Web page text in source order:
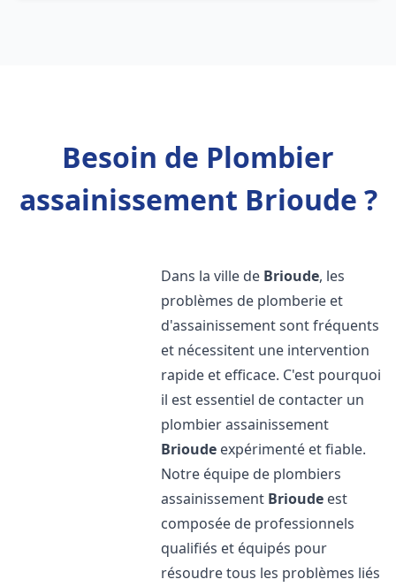
Besoin de Plombier
assainissement Brioude ?
Dans la ville de Brioude, les
problèmes de plomberie et
d'assainissement sont fréquents
et nécessitent une intervention
rapide et efficace. C'est pourquoi
il est essentiel de contacter un
plombier assainissement
Brioude expérimenté et fiable.
Notre équipe de plombiers
assainissement Brioude est
composée de professionnels
qualifiés et équipés pour
résoudre tous les problèmes liés